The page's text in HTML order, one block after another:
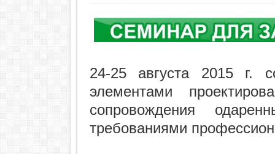
24-25 августа 2015 г.
элементами
сопровождения
требованиями